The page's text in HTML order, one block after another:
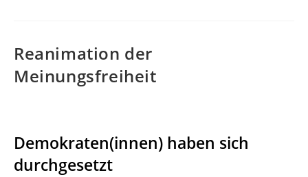
Reanimation der
Meinungsfreiheit
Demokraten(innen) haben sich
durchgesetzt